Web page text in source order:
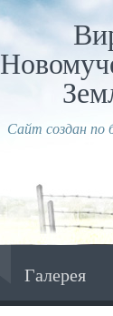
Сайт создан по
Галерея